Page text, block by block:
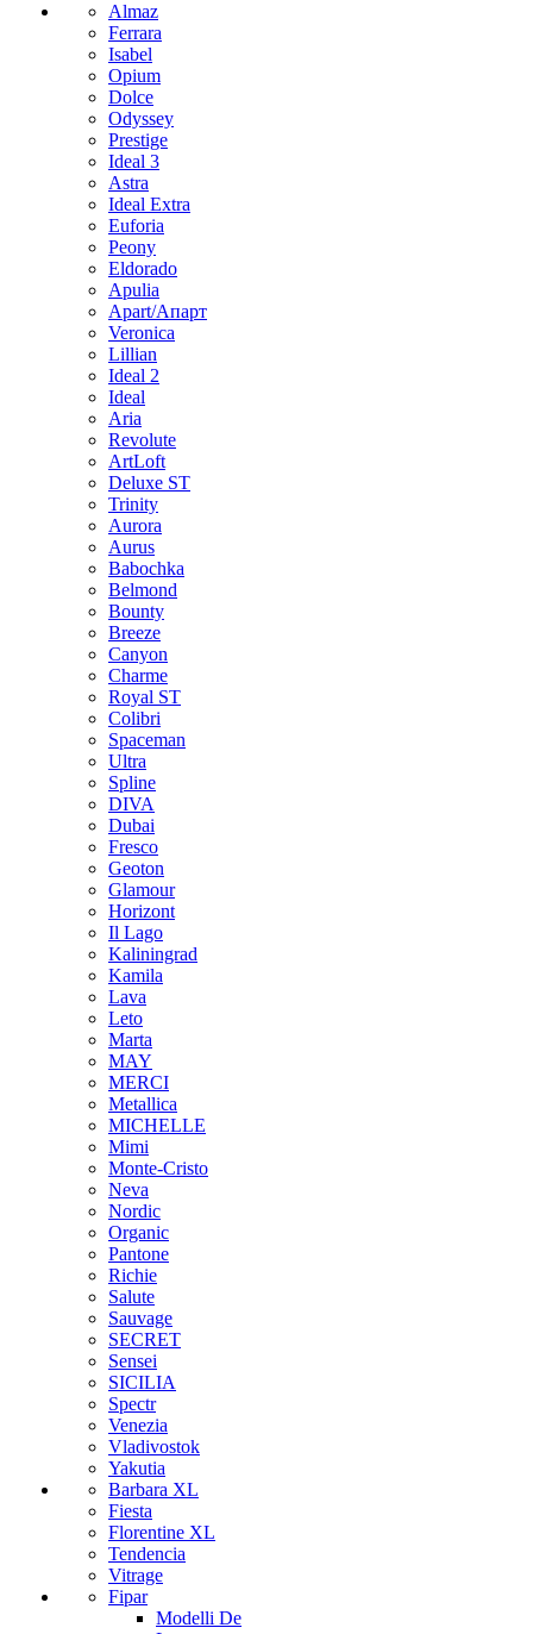
Almaz
Ferrara
Isabel
Opium
Dolce
Odyssey
Prestige
Ideal 3
Astra
Ideal Extra
Euforia
Peony
Eldorado
Apulia
Apart/Апарт
Veronica
Lillian
Ideal 2
Ideal
Aria
Revolute
ArtLoft
Deluxe ST
Trinity
Aurora
Aurus
Babochka
Belmond
Bounty
Breeze
Canуon
Charme
Royal ST
Colibri
Spaceman
Ultra
Spline
DIVA
Dubai
Fresco
Geoton
Glamour
Horizont
Il Lago
Kaliningrad
Kamila
Lava
Leto
Marta
MAY
MERCI
Metallica
MICHELLE
Mimi
Monte-Cristo
Neva
Nordic
Organic
Pantone
Richie
Salute
Sauvage
SECRET
Sensei
SICILIA
Spectr
Venezia
Vladivostok
Yakutia
Barbara XL
Fiesta
Florentine XL
Tendencia
Vitrage
Fipar
Modelli De